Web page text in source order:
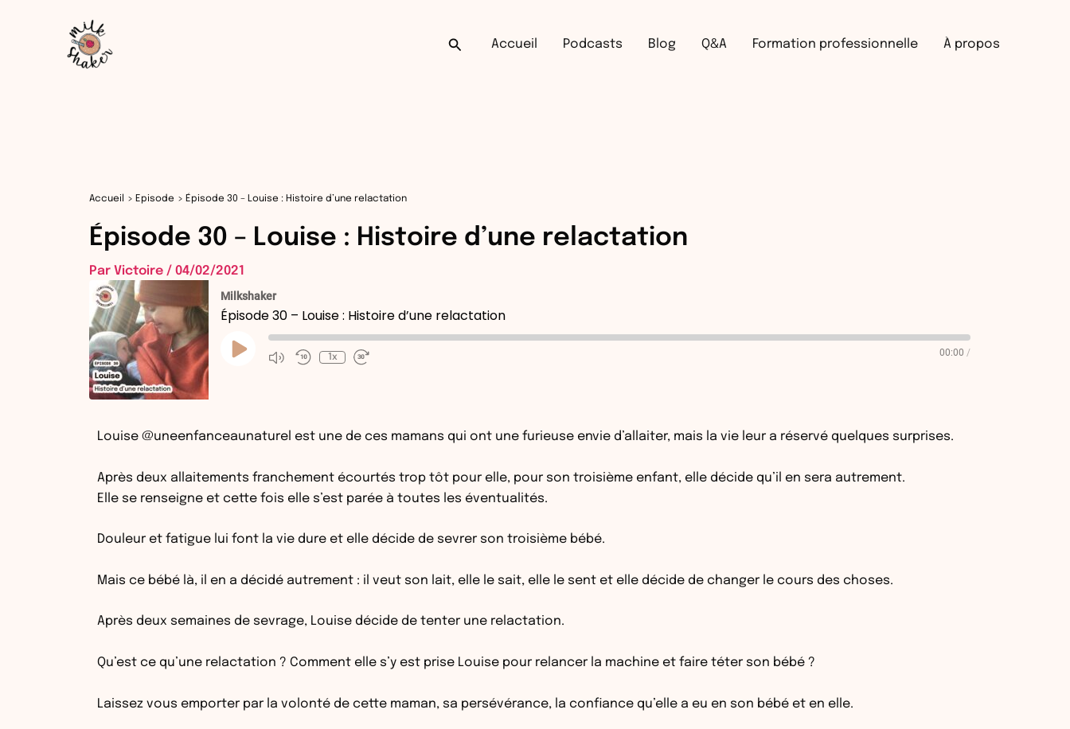
Rechercher
Accueil Podcasts Blog Q&A Formation professionnelle À propos
Accueil Episode Épisode 30 – Louise : Histoire d’une relactation
Épisode 30 – Louise : Histoire d’une relactation
Par Victoire / 04/02/2021
Milkshaker
Épisode 30 – Louise : Histoire d’une relactation
Episode
1x 00:00 /
Louise @uneenfanceaunaturel est une de ces mamans qui ont une furieuse envie d’allaiter, mais la vie leur a réservé quelques surprises.
Après deux allaitements franchement écourtés trop tôt pour elle, pour son troisième enfant, elle décide qu’il en sera autrement.
Elle se renseigne et cette fois elle s’est parée à toutes les éventualités.
Douleur et fatigue lui font la vie dure et elle décide de sevrer son troisième bébé.
Mais ce bébé là, il en a décidé autrement : il veut son lait, elle le sait, elle le sent et elle décide de changer le cours des choses.
Après deux semaines de sevrage, Louise décide de tenter une relactation.
Qu’est ce qu’une relactation ? Comment elle s’y est prise Louise pour relancer la machine et faire téter son bébé ?
Laissez vous emporter par la volonté de cette maman, sa persévérance, la confiance qu’elle a eu en son bébé et en elle.